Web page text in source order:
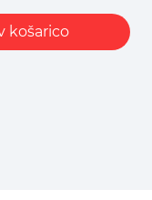
košarico